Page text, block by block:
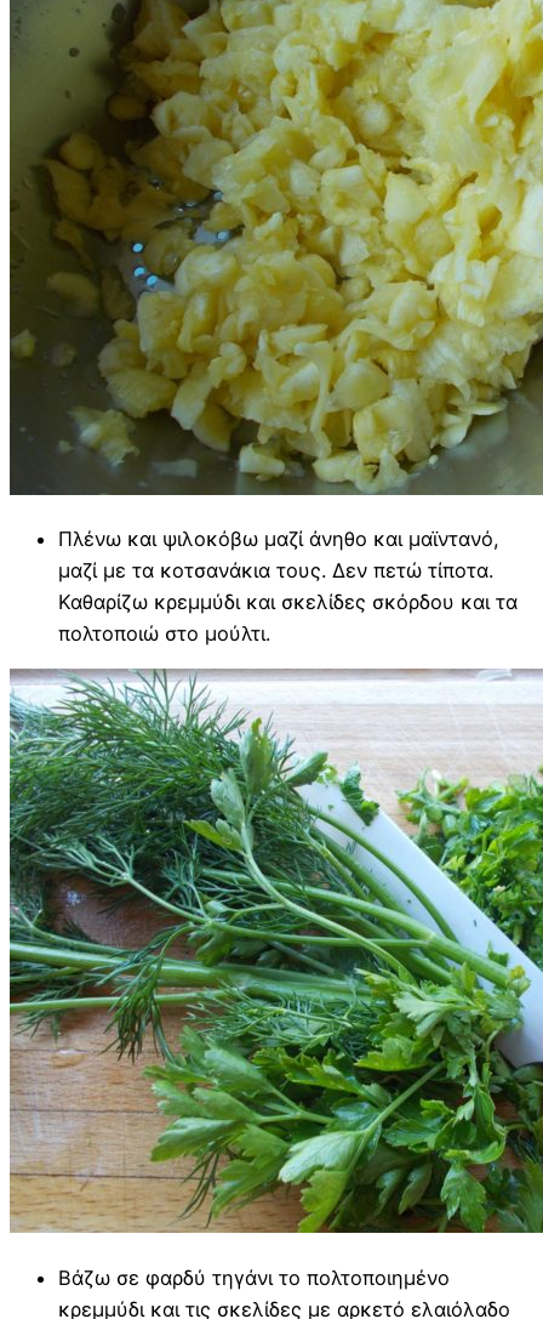
Πλένω και ψιλοκόβω μαζί άνηθο και μαϊντανό,
μαζί με τα κοτσανάκια τους. Δεν πετώ τίποτα.
Καθαρίζω κρεμμύδι και σκελίδες σκόρδου και τα
πολτοποιώ στο μούλτι.
Βάζω σε φαρδύ τηγάνι το πολτοποιημένο
κρεμμύδι και τις σκελίδες με αρκετό ελαιόλαδο